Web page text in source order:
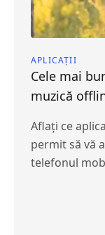
APLICAȚII
Cele mai
muzică
Aflați ce
permit să vă
telefonul